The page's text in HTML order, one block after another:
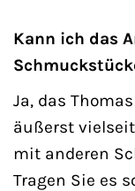
Kann ich das
Ja, das
äußerst
mit anderen
Tragen Sie es